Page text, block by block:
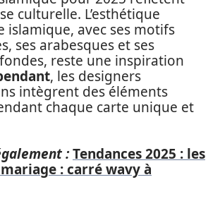
culturelle. L’esthétique
avec ses motifs
ses arabesques et ses
reste une inspiration
, les designers
intègrent des éléments
chaque carte unique et
:Tendances 2025 : les
: carré wavy à